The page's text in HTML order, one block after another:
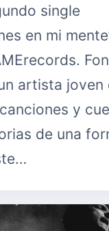
single
en mi
artista joven
y
de una